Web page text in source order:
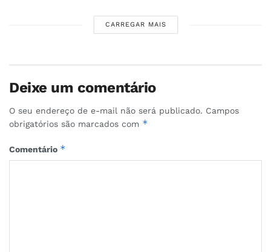
CARREGAR MAIS
Deixe um comentário
O seu endereço de e-mail não será publicado. Campos
obrigatórios são marcados com *
Comentário *